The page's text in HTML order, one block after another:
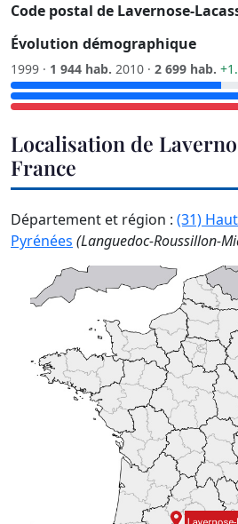
Code postal de Lavernose-
Évolution démographique
1999 · 1 944 hab. 2010 · 2 699 hab.
Localisation de
France
Département et région : (31)
Pyrénées (Languedoc-Roussillon-